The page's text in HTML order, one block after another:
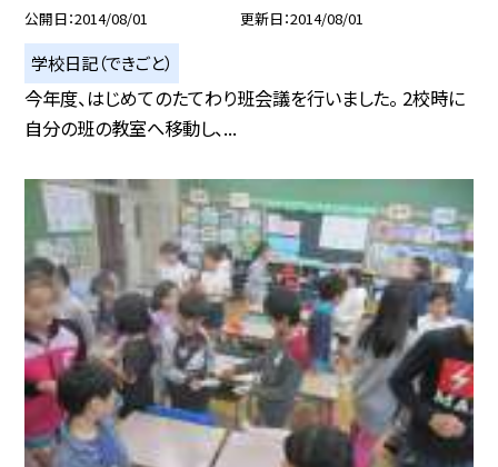
公開日 2014/08/01 更新日 2014/08/01
学校日記（できごと）
今年度、はじめてのたてわり班会議を行いました。 2校時に
自分の班の教室へ移動し、...